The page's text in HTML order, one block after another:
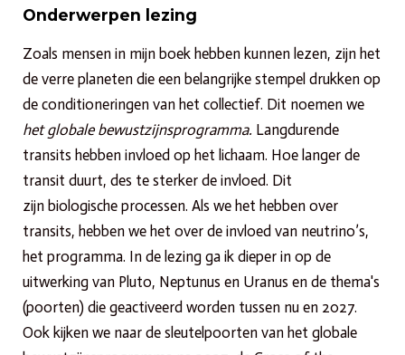
Onderwerpen lezing
Zoals mensen in mijn boek hebben kunnen lezen, zijn het
de verre planeten die een belangrijke stempel drukken op
de conditioneringen van het collectief. Dit noemen we
het globale bewustzijnsprogramma. Langdurende
transits hebben invloed op het lichaam. Hoe langer de
transit duurt, des te sterker de invloed. Dit
zijn biologische processen. Als we het hebben over
transits, hebben we het over de invloed van neutrino’s,
het programma. In de lezing ga ik dieper in op de
uitwerking van Pluto, Neptunus en Uranus en de thema's
(poorten) die geactiveerd worden tussen nu en 2027.
Ook kijken we naar de sleutelpoorten van het globale